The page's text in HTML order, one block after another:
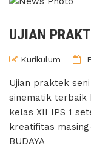
UJIAN
Kurikulum
Ujian praktek
sinematik terbaik
kelas XII IPS 1
kreatifitas
BUDAYA